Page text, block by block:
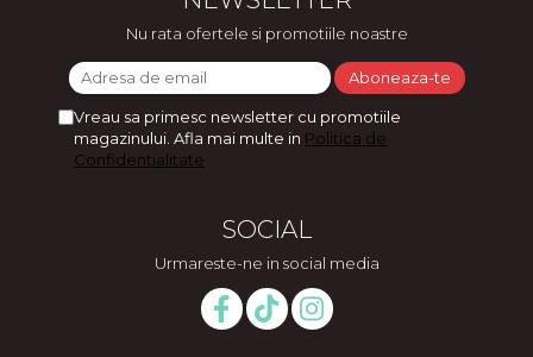
Nu rata ofertele si promotiile noastre
Vreau sa primesc newsletter cu promotiile
magazinului. Afla mai multe in Politica de
Confidentialitate
SOCIAL
Urmareste-ne in social media